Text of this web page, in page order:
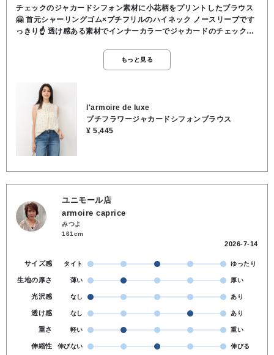
チェックのジャカードシフォン素材に小花柄をプリントしたブラウス
🤗 首元シャーリングゴム×プチフリルのハイネック ノースリーブです
っきり☝️ 透け感ある素材でインナーカラーでジャカードのチェックの
がしっかり👌 フロントは少し短めの抜け感ある前後差があるヒップに
●伸縮性 なし ●前後差のある着丈
もっと見る
l'armoire de luxe
プチフラワージャカードシフォンブラウス
¥ 5,445
ユニモール店
armoire caprice
みつよ
161cm
2026-7-14
サイズ感 タイト ゆったり
生地の厚さ 薄い 厚い
光沢感 なし あり
透け感 なし あり
重さ 軽い 重い
伸縮性 伸びない 伸びる